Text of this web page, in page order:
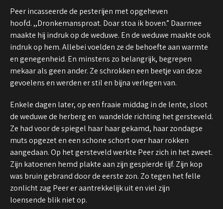
Peer incasseerde de pesterijen met opgeheven
hoofd. ,,Dronkemansproat. Doar stoa ik boven.” Daarmee
maakte hij indruk op de weduwe. En de weduwe maakte ook
indruk op hem. Allebei voelden ze de behoefte aan warmte
en genegenheid. En minstens zo belangrijk, begrepen
mekaar als geen ander. Ze schrokken een beetje van deze
gevoelens en werden er stil en bijna verlegen van.
Enkele dagen later, op een fraaie middag in de lente, sloot
de weduwe de herberg en wandelde richting het gersteveld.
Ze had voor de spiegel haar haar gekamd, haar zondagse
muts opgezet en een schone schort over haar rokken
aangedaan. Op het gersteveld werkte Peer zich in het zweet.
Zijn katoenen hemd plakte aan zijn gespierde lijf. Zijn kop
was bruin gebrand door de eerste zon. Zo tegen het felle
zonlicht zag Peer er aantrekkelijk uit en viel zijn
loensende blik niet op.